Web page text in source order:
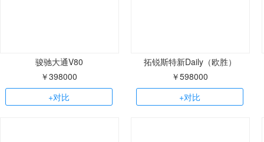
骏驰大通V80
￥398000
+对比
拓锐斯特新Daily（欧胜）
￥598000
+对比